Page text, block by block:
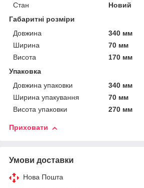
Стан
Новий
Габаритні розміри
Довжина
340 мм
Ширина
70 мм
Висота
170 мм
Упаковка
Довжина упаковки
340 мм
Ширина упакування
70 мм
Висота упаковки
270 мм
Приховати
Умови доставки
Нова Пошта